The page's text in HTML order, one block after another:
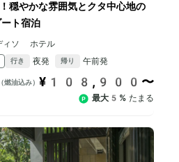
穏やかな雰囲気とクタ中心地の
ト宿泊
ィソ ホテル
行き 夜発 帰り 午前発
油込み） ¥108,900〜
最大5% たまる